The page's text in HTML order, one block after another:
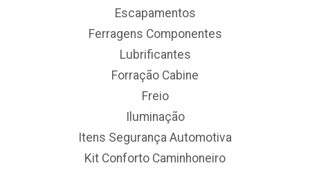
Escapamentos
Ferragens Componentes
Lubrificantes
Forração Cabine
Freio
Iluminação
Itens Segurança Automotiva
Kit Conforto Caminhoneiro